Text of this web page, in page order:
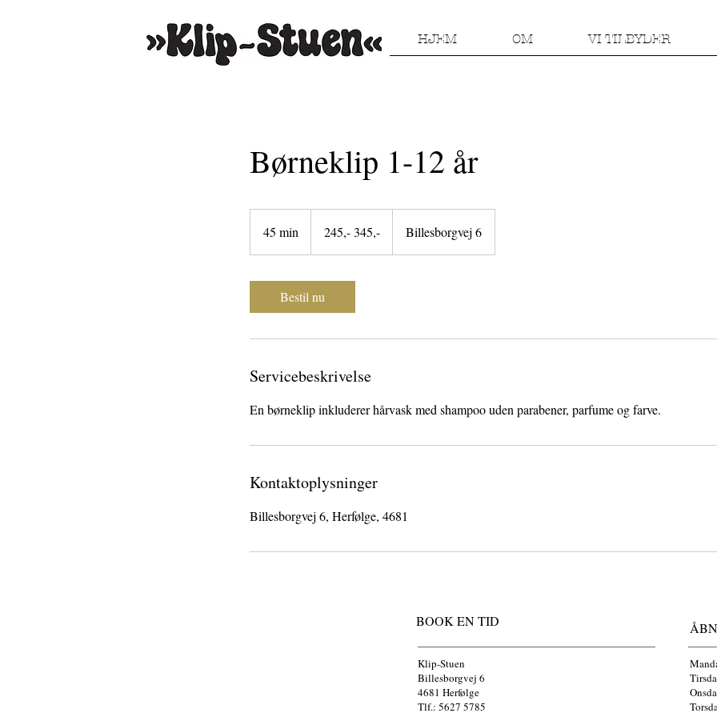
HJEM OM VI TILBYDER
Børneklip 1-12 år
45 min
5
245,- 345,- Billesborgvej 6
Bestil nu
Servicebeskrivelse
En børneklip inkluderer hårvask med shampoo uden parabener, parfume og farve.
Kontaktoplysninger
Billesborgvej 6, Herfølge, 4681
BOOK EN TID
Klip-Stuen
Billesborgvej 6
4681 Herfølge
Tlf.: 5627 5785